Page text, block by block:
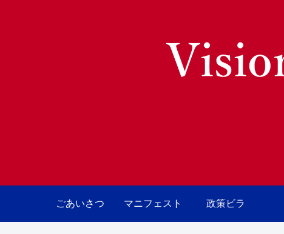
ごあいさつ マニフェスト 政策ビラ